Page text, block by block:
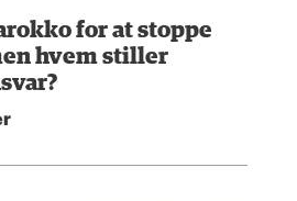
for at stoppe
hvem stiller